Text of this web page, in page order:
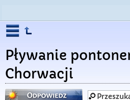
Pływanie
Chorwacji
Odpowiedz